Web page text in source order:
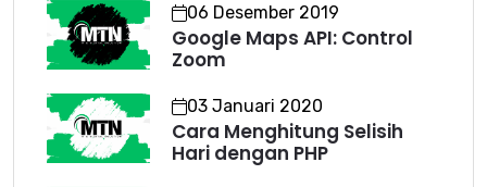
06 Desember 2019
Google Maps API: Control
Zoom
03 Januari 2020
Cara Menghitung Selisih
Hari dengan PHP